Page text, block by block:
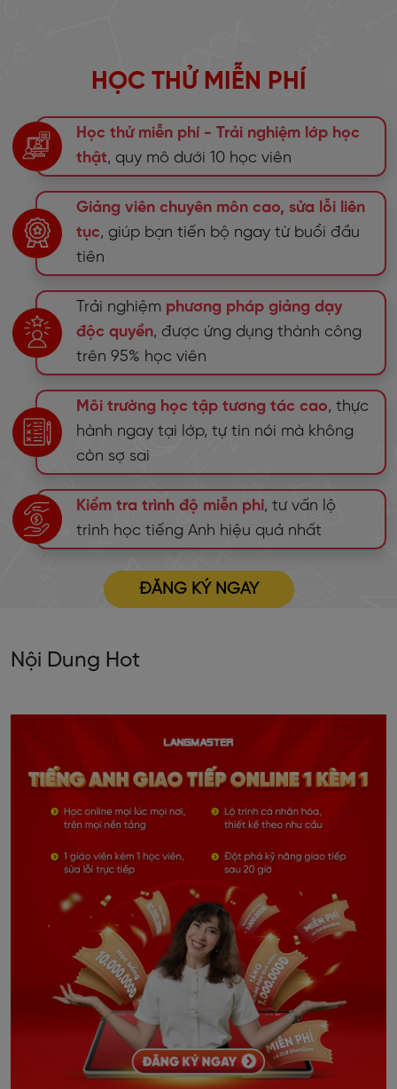
HỌC THỬ MIỄN PHÍ
Học thử miễn phí - Trải nghiệm lớp học
thật, quy mô dưới 10 học viên
Giảng viên chuyên môn cao, sửa lỗi liên
tục, giúp bạn tiến bộ ngay từ buổi đầu
tiên
Trải nghiệm phương pháp giảng dạy
độc quyền, được ứng dụng thành công
trên 95% học viên
Môi trường học tập tương tác cao, thực
hành ngay tại lớp, tự tin nói mà không
còn sợ sai
Kiểm tra trình độ miễn phí, tư vấn lộ
trình học tiếng Anh hiệu quả nhất
ĐĂNG KÝ NGAY
Nội Dung Hot